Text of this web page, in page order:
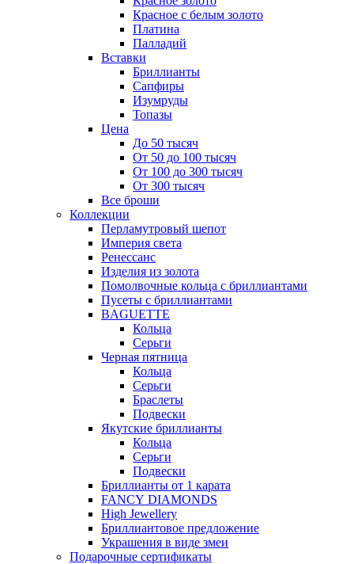
Красное с белым золото
Платина
Палладий
Вставки
Бриллианты
Сапфиры
Изумруды
Топазы
Цена
До 50 тысяч
От 50 до 100 тысяч
От 100 до 300 тысяч
От 300 тысяч
Все броши
Коллекции
Перламутровый шепот
Империя света
Ренессанс
Изделия из золота
Помолвочные кольца с бриллиантами
Пусеты с бриллиантами
BAGUETTE
Кольца
Серьги
Черная пятница
Кольца
Серьги
Браслеты
Подвески
Якутские бриллианты
Кольца
Серьги
Подвески
Бриллианты от 1 карата
FANCY DIAMONDS
High Jewellery
Бриллиантовое предложение
Украшения в виде змеи
Подарочные сертификаты